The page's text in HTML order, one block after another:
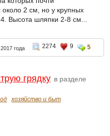
2 см, но у крупных
Высота шляпки 2-8 см...
года 2274 9 5
грядку в разделе
хозяйство и быт